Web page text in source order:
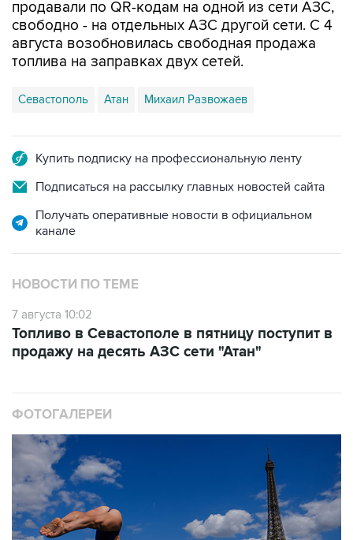
августа возобновилась свободная продажа
топлива на заправках двух сетей.
Севастополь Атан Михаил Развожаев
Подписаться на рассылку главных новостей сайта
Получать оперативные новости в официальном
НОВОСТИ ПО ТЕМЕ
7 августа 10:02
продажу на десять АЗС сети "Атан"